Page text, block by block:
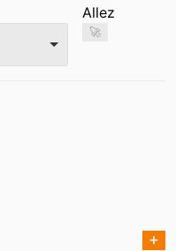
Allez
🚀
➕